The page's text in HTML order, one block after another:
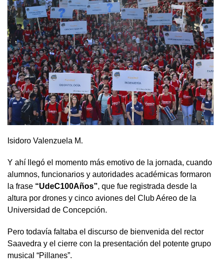
Isidoro Valenzuela M.
Y ahí llegó el momento más emotivo de la jornada, cuando
alumnos, funcionarios y autoridades académicas formaron
la frase “UdeC100Años”, que fue registrada desde la
altura por drones y cinco aviones del Club Aéreo de la
Universidad de Concepción.
Pero todavía faltaba el discurso de bienvenida del rector
Saavedra y el cierre con la presentación del potente grupo
musical “Pillanes”.